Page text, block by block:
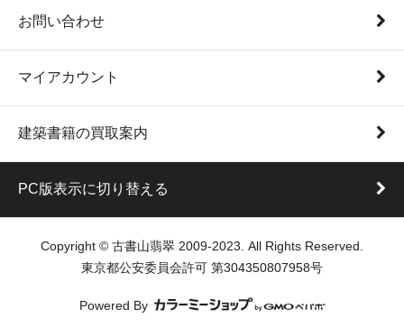
お問い合わせ
マイアカウント
建築書籍の買取案内
PC版表示に切り替える
Copyright © 古書山翡翠 2009-2023. All Rights Reserved.
東京都公安委員会許可 第304350807958号
Powered By